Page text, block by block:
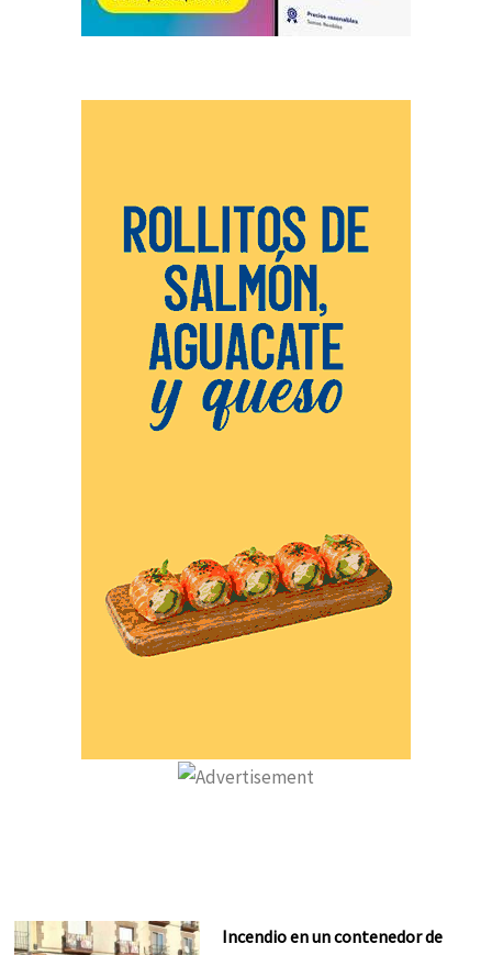
Incendio en un contenedor de